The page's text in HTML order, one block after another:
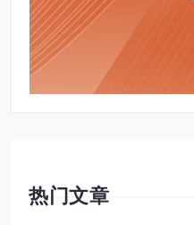
热门文章